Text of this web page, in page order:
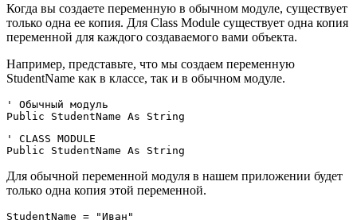
Когда вы создаете переменную в обычном модуле, существует
только одна ее копия. Для Class Module существует одна копия
переменной для каждого создаваемого вами объекта.
Например, представьте, что мы создаем переменную
StudentName как в классе, так и в обычном модуле.
' Обычный модуль
' CLASS MODULE
Для обычной переменной модуля в нашем приложении будет
только одна копия этой переменной.